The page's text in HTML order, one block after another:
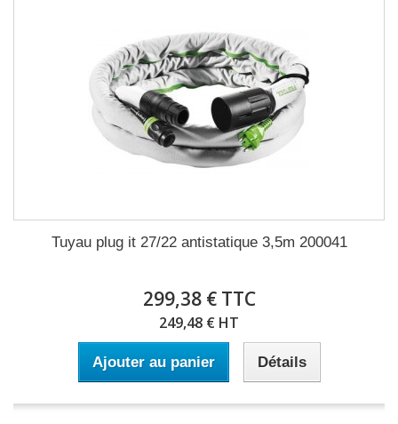
Tuyau plug it 27/22 antistatique 3,5m 200041
299,38 € TTC
249,48 € HT
Ajouter au panier Détails